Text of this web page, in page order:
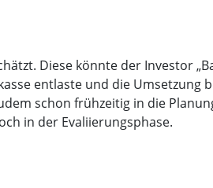
Diese könnte der Investor
entlaste und die Umsetzung
schon frühzeitig in die
in der Evaliierungsphase.